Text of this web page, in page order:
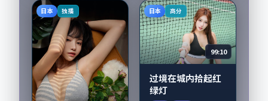
导演宁浩擅长留白叙
事，朱一龙、苍井优
的...
日本 独播 日本 高分
99:10
过境在城内拾起红
绿灯